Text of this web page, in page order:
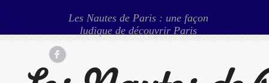
Les Nautes de Paris : une façon
ludique de découvrir Paris